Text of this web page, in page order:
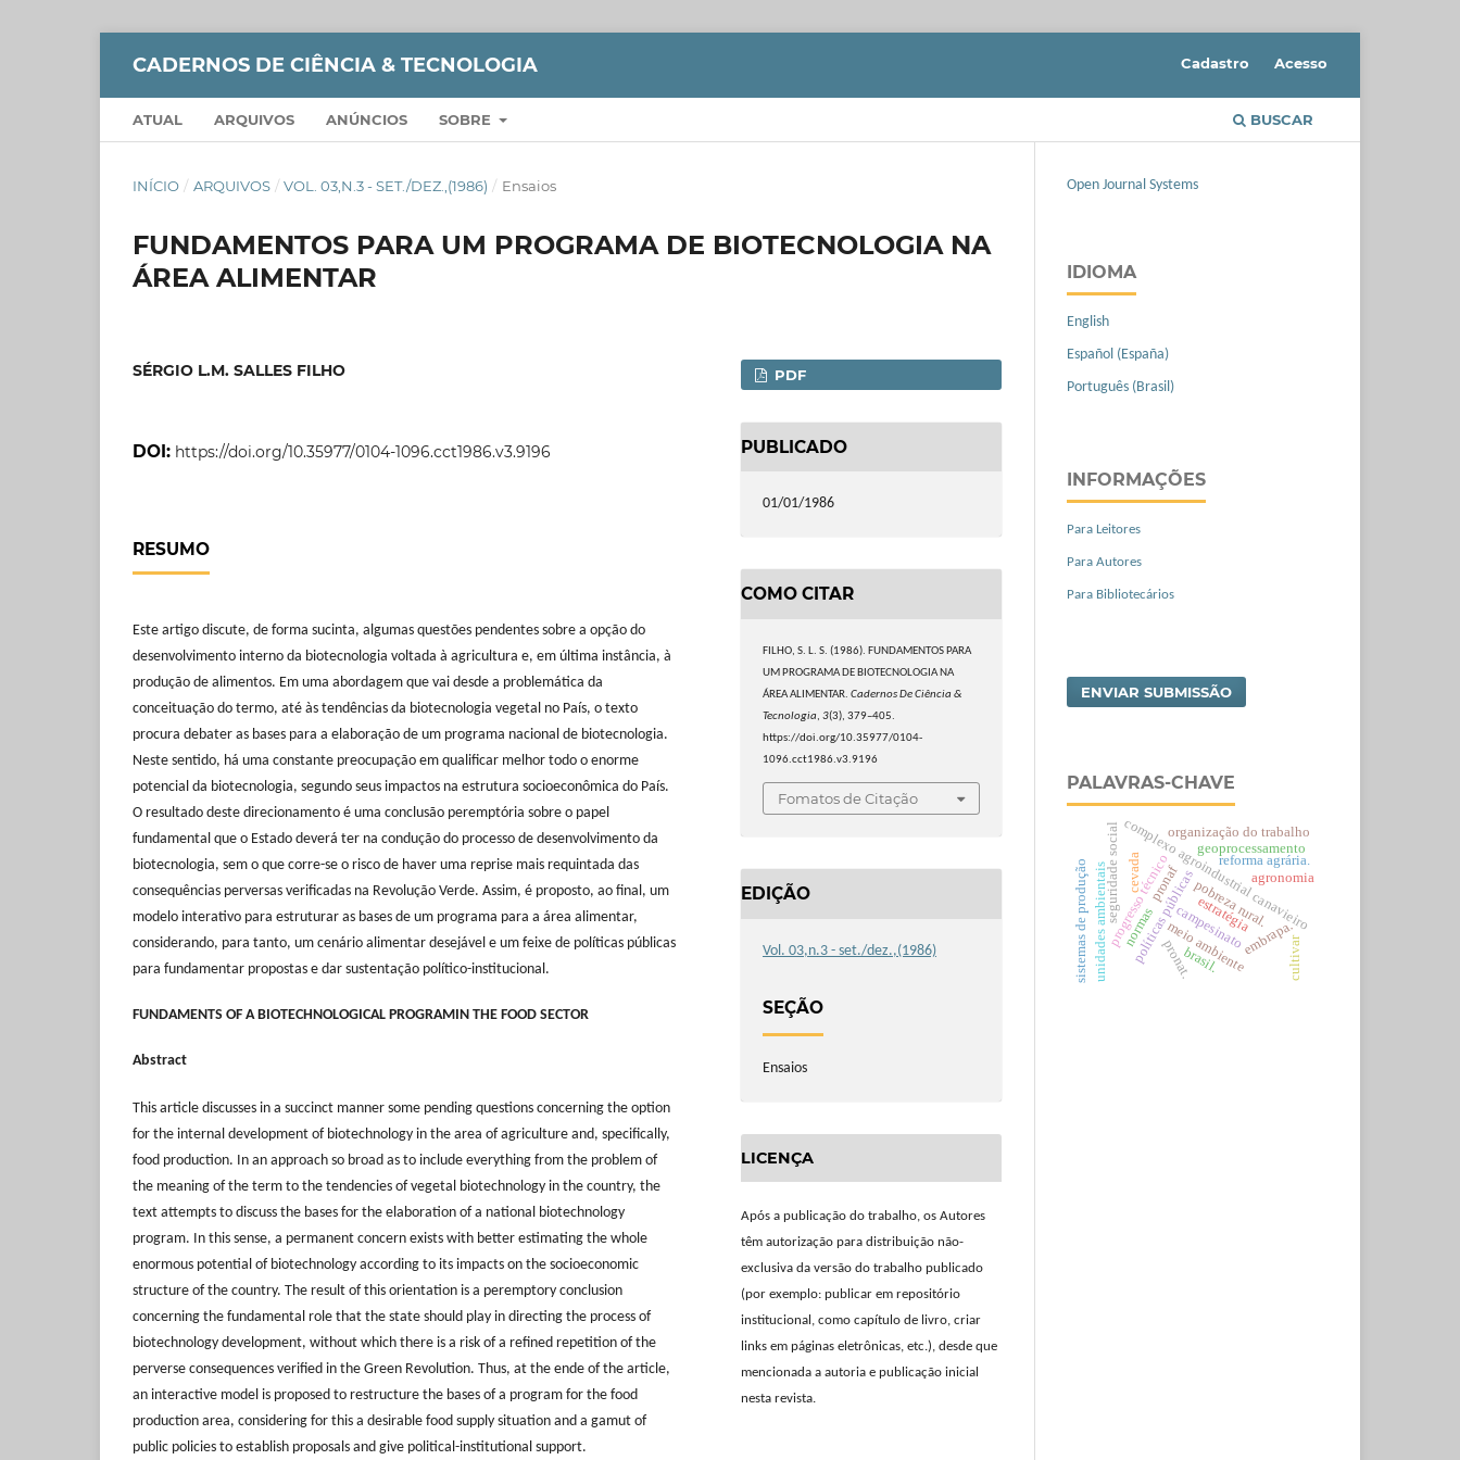
CADERNOS DE CIÊNCIA & TECNOLOGIA
ATUAL ARQUIVOS ANÚNCIOS SOBRE BUSCAR
Cadastro Acesso
INÍCIO / ARQUIVOS / VOL. 03,N.3 - SET./DEZ.,(1986) / Ensaios
FUNDAMENTOS PARA UM PROGRAMA DE BIOTECNOLOGIA NA
ÁREA ALIMENTAR
SÉRGIO L.M. SALLES FILHO
DOI: https://doi.org/10.35977/0104-1096.cct1986.v3.9196
RESUMO
Este artigo discute, de forma sucinta, algumas questões pendentes sobre a opção do
desenvolvimento interno da biotecnologia voltada à agricultura e, em última instância, à
produção de alimentos. Em uma abordagem que vai desde a problemática da
conceituação do termo, até às tendências da biotecnologia vegetal no País, o texto
procura debater as bases para a elaboração de um programa nacional de biotecnologia.
Neste sentido, há uma constante preocupação em qualificar melhor todo o enorme
potencial da biotecnologia, segundo seus impactos na estrutura socioeconômica do País.
O resultado deste direcionamento é uma conclusão peremptória sobre o papel
fundamental que o Estado deverá ter na condução do processo de desenvolvimento da
biotecnologia, sem o que corre-se o risco de haver uma reprise mais requintada das
consequências perversas verificadas na Revolução Verde. Assim, é proposto, ao final, um
modelo interativo para estruturar as bases de um programa para a área alimentar,
considerando, para tanto, um cenário alimentar desejável e um feixe de políticas públicas
para fundamentar propostas e dar sustentação político-institucional.
FUNDAMENTS OF A BIOTECHNOLOGICAL PROGRAMIN THE FOOD SECTOR
Abstract
This article discusses in a succinct manner some pending questions concerning the option
for the internal development of biotechnology in the area of agriculture and, specifically,
food production. In an approach so broad as to include everything from the problem of
the meaning of the term to the tendencies of vegetal biotechnology in the country, the
text attempts to discuss the bases for the elaboration of a national biotechnology
program. In this sense, a permanent concern exists with better estimating the whole
enormous potential of biotechnology according to its impacts on the socioeconomic
structure of the country. The result of this orientation is a peremptory conclusion
concerning the fundamental role that the state should play in directing the process of
biotechnology development, without which there is a risk of a refined repetition of the
perverse consequences verified in the Green Revolution. Thus, at the ende of the article,
an interactive model is proposed to restructure the bases of a program for the food
production area, considering for this a desirable food supply situation and a gamut of
public policies to establish proposals and give political-institutional support.
PDF
PUBLICADO
01/01/1986
COMO CITAR
FILHO, S. L. S. (1986). FUNDAMENTOS PARA
UM PROGRAMA DE BIOTECNOLOGIA NA
ÁREA ALIMENTAR.Cadernos De Ciência &
Tecnologia,3(3), 379–405.
https://doi.org/10.35977/0104-
1096.cct1986.v3.9196
Fomatos de Citação
EDIÇÃO
Vol. 03,n.3 - set./dez.,(1986)
SEÇÃO
Ensaios
LICENÇA
Após a publicação do trabalho, os Autores
têm autorização para distribuição não-
exclusiva da versão do trabalho publicado
(por exemplo: publicar em repositório
institucional, como capítulo de livro, criar
links em páginas eletrônicas, etc.), desde que
mencionada a autoria e publicação inicial
nesta revista.
Open Journal Systems
IDIOMA
English
Español (España)
Português (Brasil)
INFORMAÇÕES
Para Leitores
Para Autores
Para Bibliotecários
ENVIAR SUBMISSÃO
PALAVRAS-CHAVE
progresso técnico
complexo agroindustrial canavieiro
políticas públicasmeio ambiente
organização do trabalho
unidades ambientais
geoprocessamento
sistemas de produção pronaf
pronat.
seguridade social
campesinato
pobreza rural.
reforma agrária.
normas estratégia
brasil.
cevada
embrapa.cultivar
agronomia